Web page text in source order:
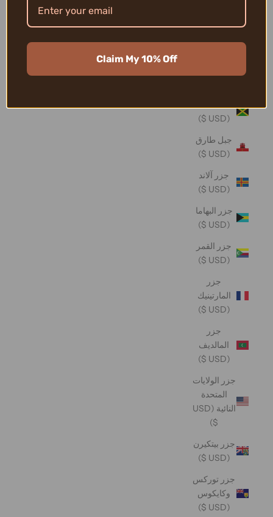
(USD $)
جبل طارق
(USD $)
جزر آلاند
(USD $)
جزر البهاما
(USD $)
جزر القمر
(USD $)
جزر
المارتينيك
(USD $)
جزر
المالديف
(USD $)
جزر الولايات
المتحدة
النائية (USD
$)
جزر بيتكيرن
(USD $)
جزر توركس
وكايكوس
(USD $)
Claim My 10% Off